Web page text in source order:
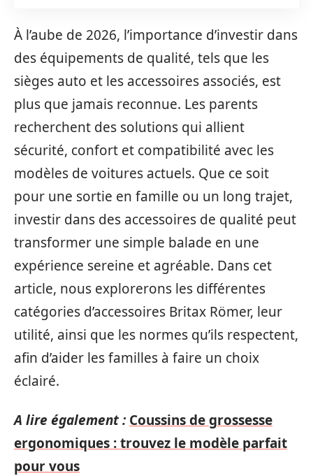
À l’aube de 2026, l’importance d’investir dans
des équipements de qualité, tels que les
sièges auto et les accessoires associés, est
plus que jamais reconnue. Les parents
recherchent des solutions qui allient
sécurité, confort et compatibilité avec les
modèles de voitures actuels. Que ce soit
pour une sortie en famille ou un long trajet,
investir dans des accessoires de qualité peut
transformer une simple balade en une
expérience sereine et agréable. Dans cet
article, nous explorerons les différentes
catégories d’accessoires Britax Römer, leur
utilité, ainsi que les normes qu’ils respectent,
afin d’aider les familles à faire un choix
éclairé.
A lire également : Coussins de grossesse
ergonomiques : trouvez le modèle parfait
pour vous